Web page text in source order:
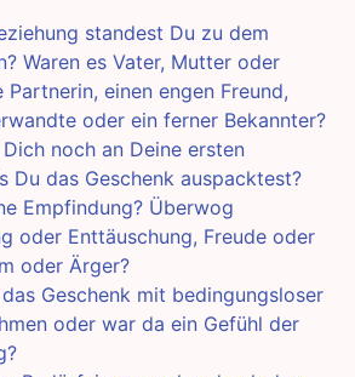
standest Du zu dem
Waren es Vater, Mutter oder
Partnerin, einen engen Freund,
oder ein ferner Bekannter?
noch an Deine ersten
Du das Geschenk auspacktest?
Empfindung? Überwog
oder Enttäuschung, Freude oder
oder Ärger?
Geschenk mit bedingungsloser
oder war da ein Gefühl der